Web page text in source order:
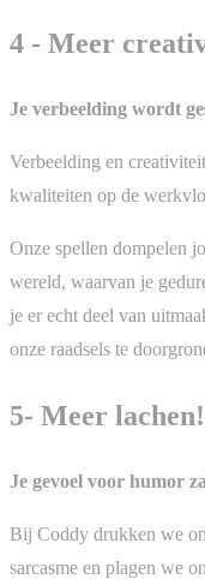
4 - Meer
Je verbeelding wordt
Verbeelding en
kwaliteiten op de
Onze spellen dompelen
wereld, waarvan je
je er echt deel van
onze raadsels te
5- Meer lachen!
Je gevoel voor humor
Bij Coddy drukken we
sarcasme en plagen we